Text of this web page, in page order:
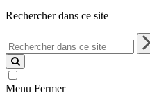
Rechercher dans ce site
Rechercher
dans
ce
site
Menu Fermer